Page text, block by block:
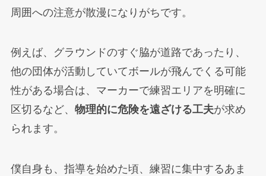
周囲への注意が散漫になりがちです。
例えば、グラウンドのすぐ脇が道路であったり、
他の団体が活動していてボールが飛んでくる可能
性がある場合は、マーカーで練習エリアを明確に
区切るなど、 物理的に危険を遠ざける工夫が求め
られます。
僕自身も、指導を始めた頃、練習に集中するあま